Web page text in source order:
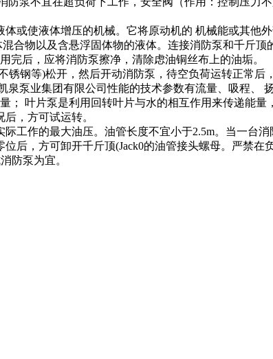
使液体增压的机械。它将原动机的 机械能或其他
合物以及含悬浮固体物的液体。连接消防泵和千斤
完后，应将消防泵擦净，清除虑油铜丝布上的油垢。
钢等)松开，然后开动消防泵，待空负荷运转正常后
泉泵业集团有限公司性能的技术参数有流量、吸程、
叶片泵是利用回转叶片与水的相互作用来传递能量
，方可试运转。
作的最大油压。油管长度不宜小于2.5m。当一台消
，方可卸开千斤顶(Jack0的油管接头螺母。严禁在
防泵为宜。